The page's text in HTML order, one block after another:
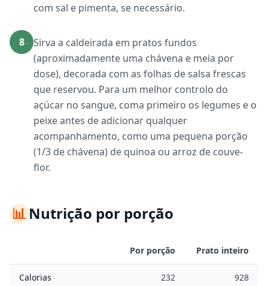
com sal e pimenta, se necessário.
8
Sirva a caldeirada em pratos fundos
(aproximadamente uma chávena e meia por
dose), decorada com as folhas de salsa frescas
que reservou. Para um melhor controlo do
açúcar no sangue, coma primeiro os legumes e o
peixe antes de adicionar qualquer
acompanhamento, como uma pequena porção
(1/3 de chávena) de quinoa ou arroz de couve-
flor.
📊Nutrição por porção
Por porção Prato inteiro
Calorias 232 928